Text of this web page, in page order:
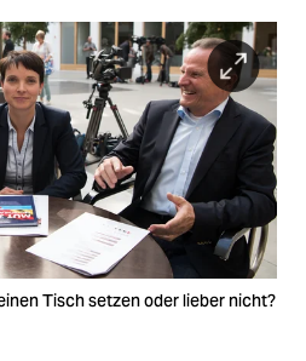
Tisch setzen oder lieber nicht?